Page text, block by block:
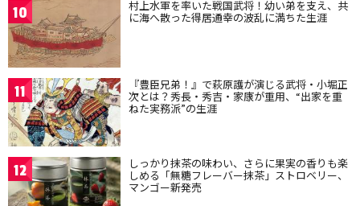
10 村上水軍を率いた戦国武将！幼い弟を支え、共
に海へ散った得居通幸の波乱に満ちた生涯
11 『豊臣兄弟！』で萩原護が演じる武将・小堀正
次とは？秀長・秀吉・家康が重用、“出家を重
ねた実務派”の生涯
12 しっかり抹茶の味わい、さらに果実の香りも楽
しめる「無糖フレーバー抹茶」ストロベリー、
マンゴー新発売